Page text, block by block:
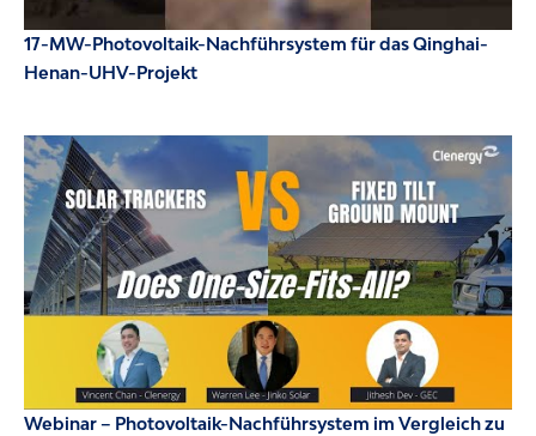
17-MW-Photovoltaik-Nachführsystem für das Qinghai-
Henan-UHV-Projekt
Webinar – Photovoltaik-Nachführsystem im Vergleich zu